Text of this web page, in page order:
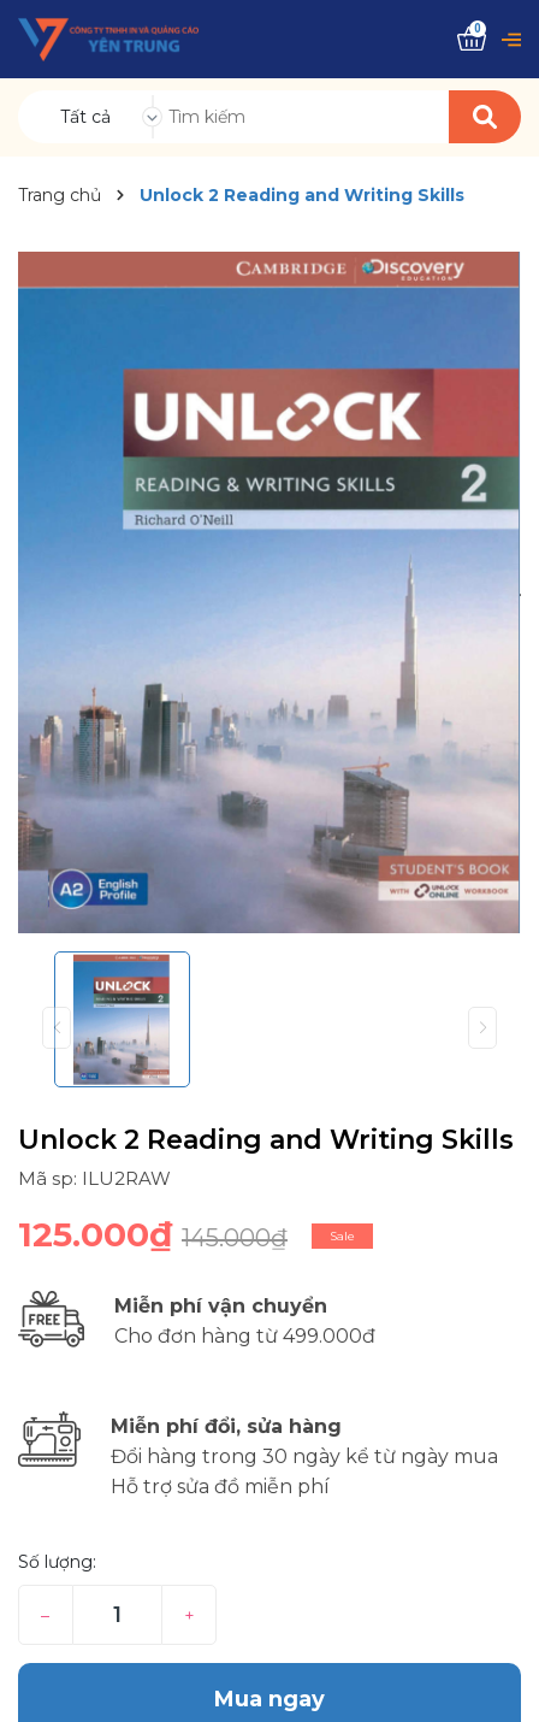
Tất cả
0
Trang chủ Unlock 2 Reading and Writing Skills
Unlock 2 Reading and Writing Skills
Mã sp: ILU2RAW
125.000₫ 145.000₫ Sale
Miễn phí vận chuyển
Cho đơn hàng từ 499.000đ
Miễn phí đổi, sửa hàng
Đổi hàng trong 30 ngày kể từ ngày mua
Hỗ trợ sửa đồ miễn phí
Số lượng:
– +
Mua ngay